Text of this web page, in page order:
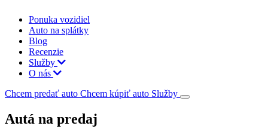
Ponuka vozidiel
Auto na splátky
Blog
Recenzie
Služby
O nás
Chcem predať auto Chcem kúpiť auto Služby
Autá na predaj